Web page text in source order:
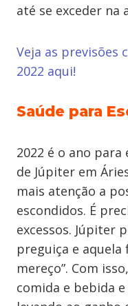
até se exceder na
Veja as previsões
2022 aqui!
Saúde para
2022 é o ano
de Júpiter em
mais atenção a
escondidos. É
excessos. Júpiter
preguiça e aquela
mereço”. Com
comida e bebida